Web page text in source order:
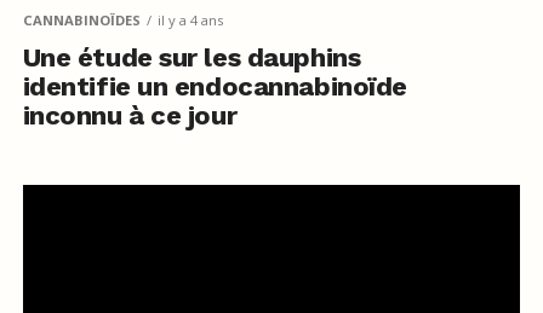
CANNABINOÏDES il y a 4 ans
Une étude sur les dauphins
identifie un endocannabinoïde
inconnu à ce jour